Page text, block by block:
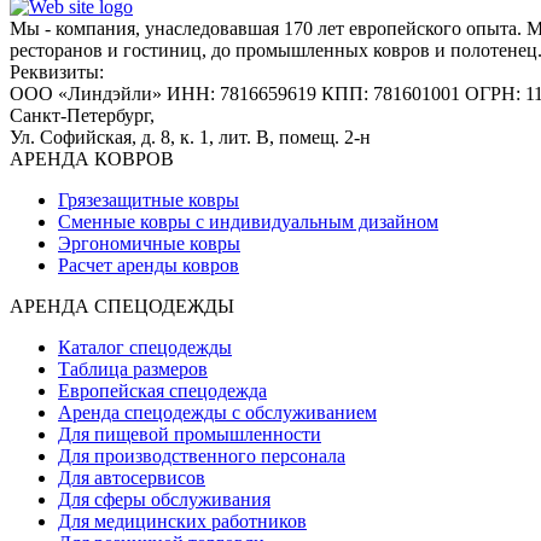
Мы - компания, унаследовавшая 170 лет европейского опыта.
ресторанов и гостиниц, до промышленных ковров и полотенец.
Реквизиты:
ООО «Линдэйли» ИНН: 7816659619 КПП: 781601001 ОГРН:
Санкт-Петербург,
Ул. Софийская, д. 8, к. 1, лит. В, помещ. 2-н
АРЕНДА КОВРОВ
Грязезащитные ковры
Сменные ковры с индивидуальным дизайном
Эргономичные ковры
Расчет аренды ковров
АРЕНДА СПЕЦОДЕЖДЫ
Каталог спецодежды
Таблица размеров
Европейская спецодежда
Аренда спецодежды с обслуживанием
Для пищевой промышленности
Для производственного персонала
Для автосервисов
Для сферы обслуживания
Для медицинских работников